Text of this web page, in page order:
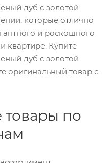
дуб с золотой
которые отлично
и роскошного
квартире. Купите
дуб с золотой
оригинальный товар с
по